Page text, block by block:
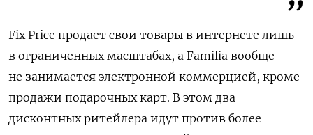
Fix Price продает свои товары в интернете лишь
в ограниченных масштабах, а Familia вообще
не занимается электронной коммерцией, кроме
продажи подарочных карт. В этом два
дисконтных ритейлера идут против более